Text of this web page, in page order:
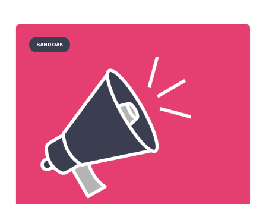
BANDOAK